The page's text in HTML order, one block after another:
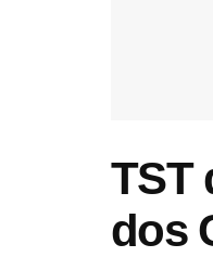
TST
dos